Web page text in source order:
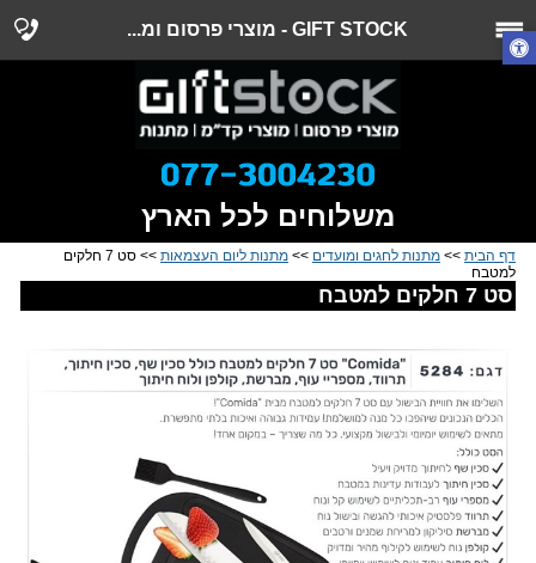
GIFT STOCK - מוצרי פרסום ומ...
משלוחים לכל הארץ
דף הבית >> מתנות לחגים ומועדים >> מתנות ליום העצמאות
>> סט 7 חלקים
למטבח
סט 7 חלקים למטבח